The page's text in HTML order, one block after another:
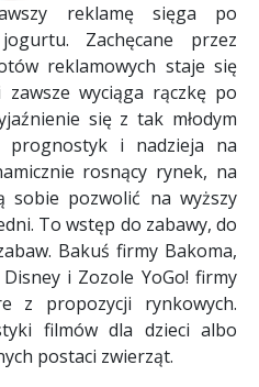
reklamę sięga po
Zachęcane przez
reklamowych staje się
wyciąga rączkę po
się z tak młodym
prognostyk i nadzieja na
rosnący rynek, na
sobie pozwolić na wyższy
To wstęp do zabawy, do
Bakuś firmy Bakoma,
i Zozole YoGo! firmy
z propozycji rynkowych.
filmów dla dzieci albo
postaci zwierząt.